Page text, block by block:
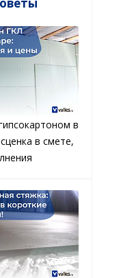
в
в смете,